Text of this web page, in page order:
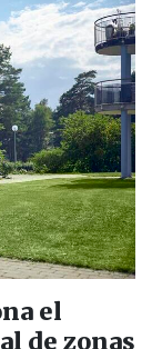
el
de zonas